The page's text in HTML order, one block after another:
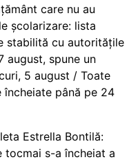
care nu au
școlarizare: lista
stabilită cu autoritățile
august, spune un
5 august / Toate
încheiate până pe 24
Estrella Bontilă:
tocmai s-a încheiat a